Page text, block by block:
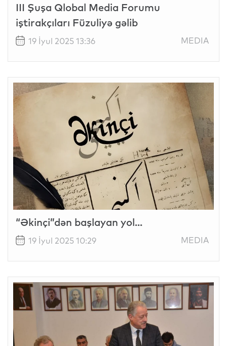
III Şuşa Qlobal Media Forumu
iştirakçıları Füzuliyə gəlib
19 İyul 2025 13:36 MEDIA
“Əkinçi”dən başlayan yol...
19 İyul 2025 10:29 MEDIA